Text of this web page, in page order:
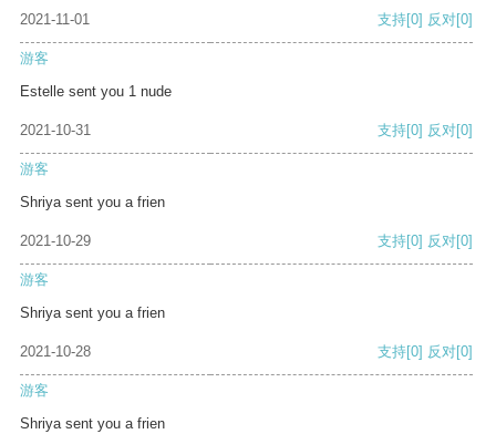
2021-11-01 支持[0] 反对[0]
游客
Estelle sent you 1 nude
2021-10-31 支持[0] 反对[0]
游客
Shriya sent you a frien
2021-10-29 支持[0] 反对[0]
游客
Shriya sent you a frien
2021-10-28 支持[0] 反对[0]
游客
Shriya sent you a frien